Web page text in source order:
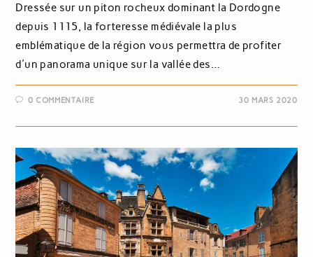
Dressée sur un piton rocheux dominant la Dordogne
depuis 1115, la forteresse médiévale la plus
emblématique de la région vous permettra de profiter
d'un panorama unique sur la vallée des…
0 COMMENTAIRE 30 MARS 2020